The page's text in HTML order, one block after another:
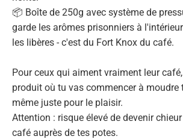
📦 Boîte de 250g avec système de
garde les arômes prisonniers à
les libères - c'est du Fort Knox du café.
Pour ceux qui aiment vraiment leur
produit où tu vas commencer à moudre
même juste pour le plaisir.
Attention : risque élevé de devenir
café auprès de tes potes.